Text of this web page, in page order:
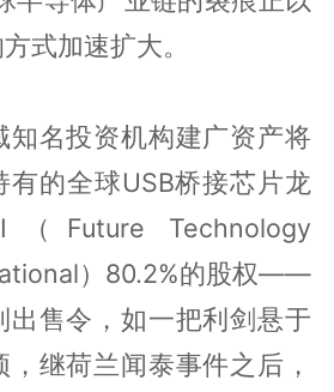
式加速扩大。
知名投资机构建广资产将
有的全球USB桥接芯片龙
Future Technology
）80.2%的股权——
出售令，如一把利剑悬于
继荷兰闻泰事件之后，